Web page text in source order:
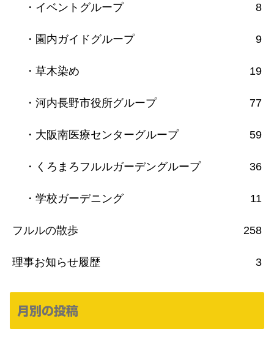
・イベントグループ 8
・園内ガイドグループ 9
・草木染め 19
・河内長野市役所グループ 77
・大阪南医療センターグループ 59
・くろまろフルルガーデングループ 36
・学校ガーデニング 11
フルルの散歩 258
理事お知らせ履歴 3
月別の投稿